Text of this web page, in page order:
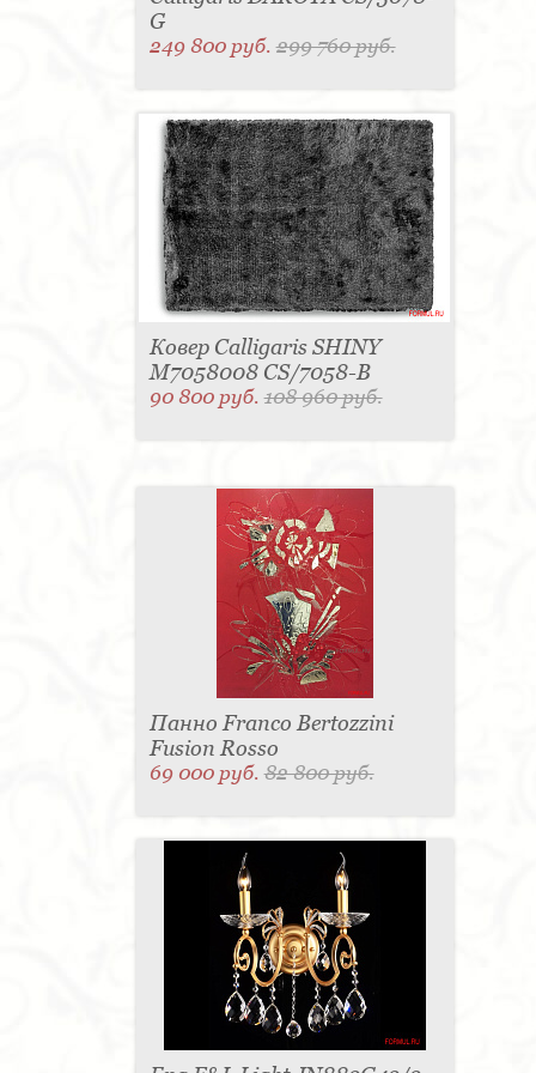
G
249 800 руб.299 760 руб.
Ковер Calligaris SHINY
M7058008 CS/7058-B
90 800 руб.108 960 руб.
Панно Franco Bertozzini
Fusion Rosso
69 000 руб.82 800 руб.